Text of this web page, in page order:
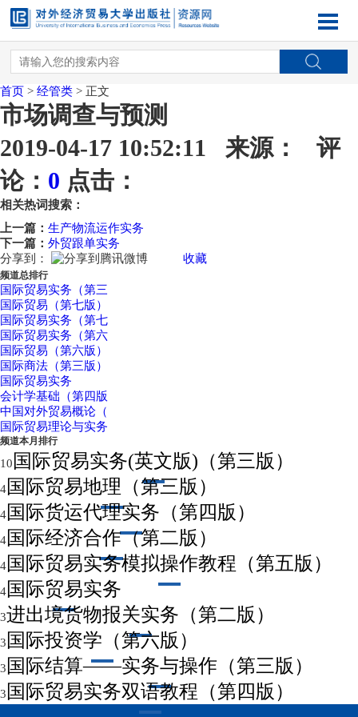
首页 > 经管类 > 正文
市场调查与预测
2019-04-17 10:52:11 来源： 评
论： 0 点击：
相关热词搜索：
上一篇： 生产物流运作实务
下一篇： 外贸跟单实务
分享到：
收藏
频道总排行
国际贸易实务（第三
国际贸易（第七版）
国际贸易实务（第七
国际贸易实务（第六
国际贸易（第六版）
国际商法（第三版）
国际贸易实务
会计学基础（第四版
中国对外贸易概论（
国际贸易理论与实务
频道本月排行
10 国际贸易实务(英文版)（第三版）
4国际贸易地理（第三版）
4国际货运代理实务（第四版）
4国际经济合作（第二版）
4国际贸易实务模拟操作教程（第五版）
4国际贸易实务
3进出境货物报关实务（第二版）
3 国际投资学（第六版）
3 国际结算——实务与操作（第三版）
3 国际贸易实务双语教程（第四版）